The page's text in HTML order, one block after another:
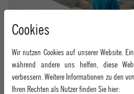
Hier geht's zum Epoxy Snowwear
Cookies
Wir nutzen Cookies auf unserer Website.
während andere uns helfen, diese
verbessern. Weitere Informationen zu den
Ihren Rechten als Nutzer finden Sie hier: